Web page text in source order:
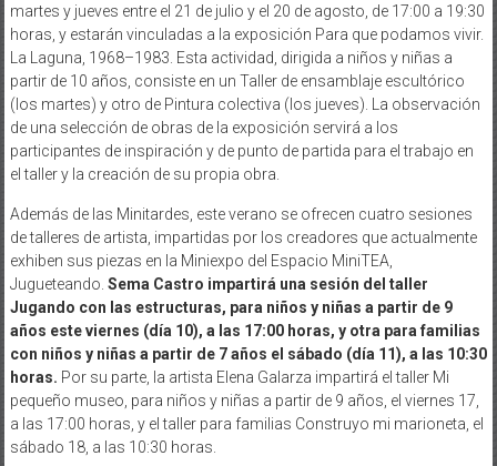
martes y jueves entre el 21 de julio y el 20 de agosto, de 17:00 a 19:30
horas, y estarán vinculadas a la exposición Para que podamos vivir.
La Laguna, 1968–1983. Esta actividad, dirigida a niños y niñas a
partir de 10 años, consiste en un Taller de ensamblaje escultórico
(los martes) y otro de Pintura colectiva (los jueves). La observación
de una selección de obras de la exposición servirá a los
participantes de inspiración y de punto de partida para el trabajo en
el taller y la creación de su propia obra.
Además de las Minitardes, este verano se ofrecen cuatro sesiones
de talleres de artista, impartidas por los creadores que actualmente
exhiben sus piezas en la Miniexpo del Espacio MiniTEA,
Jugueteando. Sema Castro impartirá una sesión del taller
Jugando con las estructuras, para niños y niñas a partir de 9
años este viernes (día 10), a las 17:00 horas, y otra para familias
con niños y niñas a partir de 7 años el sábado (día 11), a las 10:30
horas. Por su parte, la artista Elena Galarza impartirá el taller Mi
pequeño museo, para niños y niñas a partir de 9 años, el viernes 17,
a las 17:00 horas, y el taller para familias Construyo mi marioneta, el
sábado 18, a las 10:30 horas.